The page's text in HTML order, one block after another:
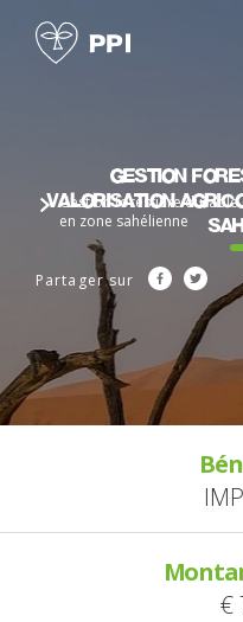
Gestion
valorisation
Gestion forestière
en zone sahélienne
Partager sur
€